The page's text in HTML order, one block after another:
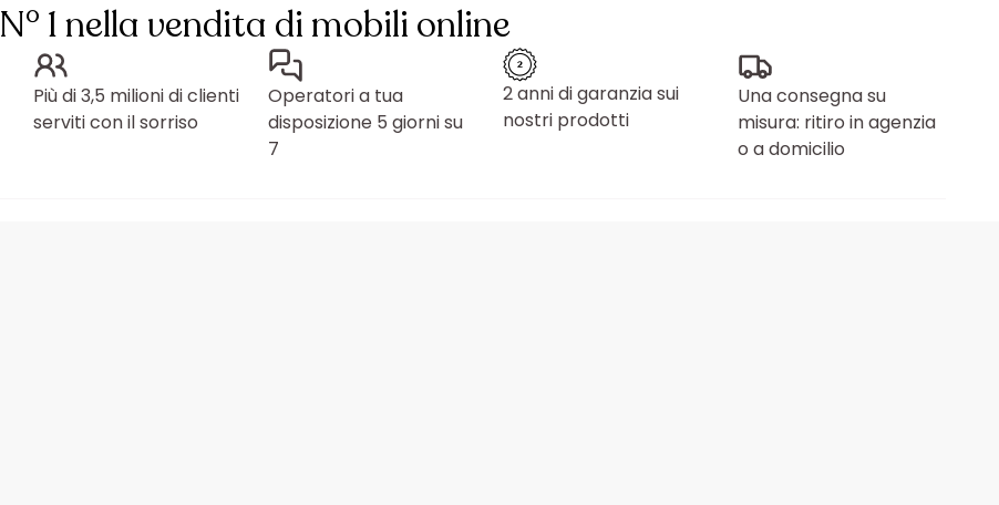
N° 1 nella vendita di mobili online
Più di 3,5 milioni di clienti
serviti con il sorriso
Operatori a tua
disposizione 5 giorni su
7
2 anni di garanzia sui
nostri prodotti
Una consegna su
misura: ritiro in agenzia
o a domicilio